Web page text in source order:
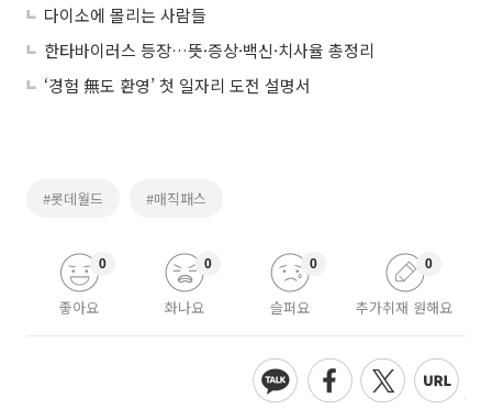
다이소에 몰리는 사람들
한타바이러스 등장…뜻·증상·백신·치사율 총정리
‘경험 無도 환영’ 첫 일자리 도전 설명서
#롯데월드 #매직패스
좋아요
0
화나요
0
슬퍼요
0
추가취재 원해요
0